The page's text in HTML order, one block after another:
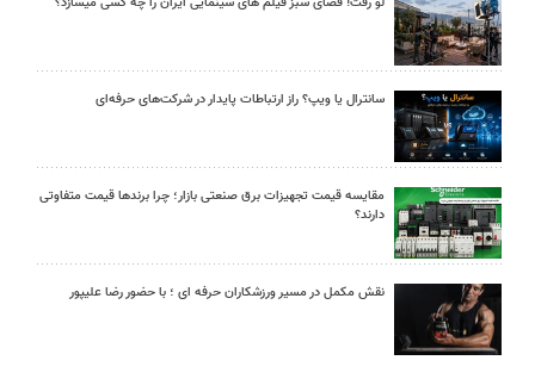
سانترال یا ویپ؟ راز ارتباطات پایدار در شرکت‌های حرفه‌ای
مقایسه قیمت تجهیزات برق صنعتی بازار؛ چرا برندها قیمت متفاوتی
دارند؟
نقش مکمل در مسیر ورزشکاران حرفه ای ؛ با حضور رضا علیپور